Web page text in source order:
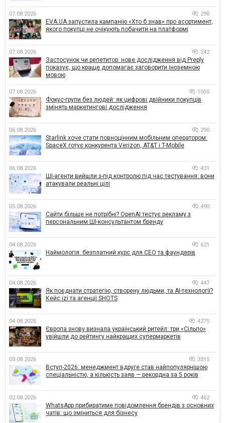
07.08.2026 290
EVA.UA запустила кампанію «Хто б знав» про асортимент,
якого покупці не очікують побачити на платформі
07.08.2026 242
Застосунок чи репетитор: нове дослідження від Preply
показує, що краще допомагає заговорити іноземною
мовою
07.08.2026 1055
Фокус-групи без людей: як цифрові двійники покупців
змінять маркетингові дослідження
06.08.2026 290
Starlink хоче стати повноцінним мобільним оператором:
SpaceX готує конкурента Verizon, AT&T і T-Mobile
06.08.2026 431
ШІ-агенти вийшли з-під контролю під час тестування: вони
атакували реальні цілі
05.08.2026 490
Сайти більше не потрібні? OpenAI тестує рекламу з
персональним ШІ-консультантом бренду
04.08.2026 621
Наймологія: безплатний курс для CEO та фаундерів
04.08.2026 447
Як поєднати стратегію, створену людьми, та AI-технології?
Кейс izi та агенції SHOTS
04.08.2026 4275
Європа знову визнала український ритейл: три «Сільпо»
увійшли до рейтингу найкращих супермаркетів
03.08.2026 3315
Вступ-2026: менеджмент вдруге став найпопулярнішою
спеціальністю, а кількість заяв — рекордна за 5 років
02.08.2026 462
WhatsApp прибиратиме повідомлення брендів з основних
чатів: що зміниться для бізнесу